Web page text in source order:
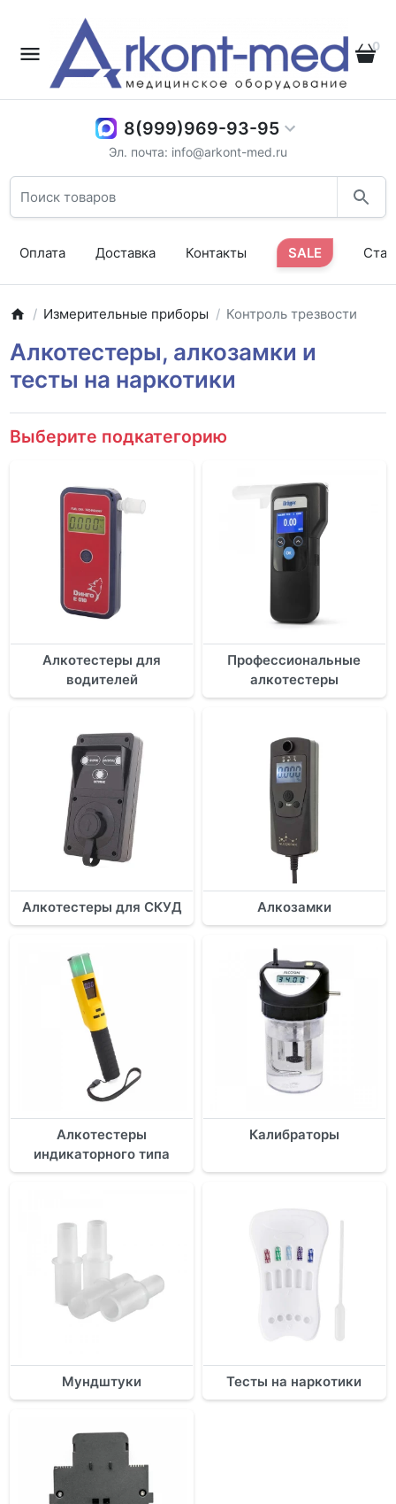
0
8(999)969-93-95
Эл. почта: info@arkont-med.ru
Оплата Доставка Контакты SALE
Измерительные приборы Контроль трезвости
Алкотестеры, алкозамки и
тесты на наркотики
Выберите подкатегорию
Алкотестеры для
водителей
Профессиональные
алкотестеры
Алкотестеры для СКУД Алкозамки
Алкотестеры
индикаторного типа
Калибраторы
Мундштуки Тесты на наркотики